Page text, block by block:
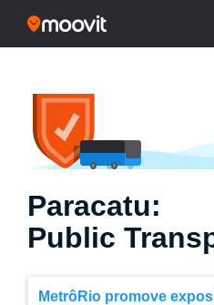
Paracatu:
Public
MetrôRio promove